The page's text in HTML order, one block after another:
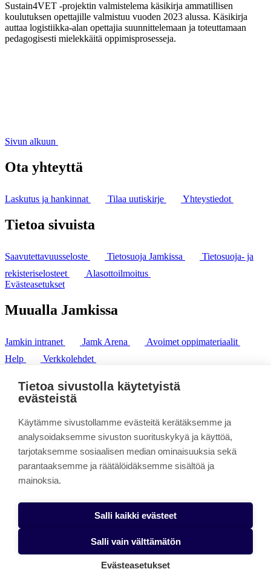
Sustain4VET -projektin valmistelema käsikirja ammatillisen
koulutuksen opettajille valmistuu vuoden 2023 alussa. Käsikirja
auttaa logistiikka-alan opettajia suunnittelemaan ja toteuttamaan
pedagogisesti mielekkäitä oppimisprosesseja.
Sivun alkuun
Ota yhteyttä
Laskutus ja hankinnat Tilaa uutiskirje Yhteystiedot
Tietoa sivuista
Saavutettavuusseloste Tietosuoja Jamkissa
Tietosuoja- ja
rekisteriselosteet
Alasottoilmoitus
Evästeasetukset
Muualla Jamkissa
Jamkin intranet Jamk Arena
Avoimet oppimateriaalit
Help
Verkkolehdet
puh. +358 20 743 8100
fax. +358 14 449 9694
Tietoa sivustolla käytetyistä
evästeistä
Käytämme sivustollamme evästeitä kerätäksemme ja
analysoidaksemme sivuston suorituskykyä ja käyttöä,
tarjotaksemme sosiaalisen median ominaisuuksia sekä
parantaaksemme ja räätälöidäksemme sisältöä ja
mainoksia.
Salli kaikki evästeet
Salli vain välttämätön
Evästeasetukset